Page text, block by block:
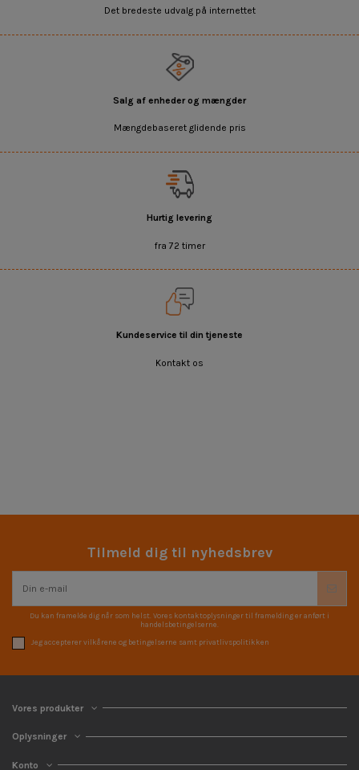
Det bredeste udvalg på internettet
Salg af enheder og mængder
Mængdebaseret glidende pris
Hurtig levering
fra 72 timer
Kundeservice til din tjeneste
Kontakt os
Tilmeld dig til nyhedsbrev
Du kan framelde dig når som helst. Vores kontaktoplysninger til framelding er anført i
handelsbetingelserne.
Jeg accepterer vilkårene og betingelserne samt privatlivspolitikken
Vores produkter
Oplysninger
Konto